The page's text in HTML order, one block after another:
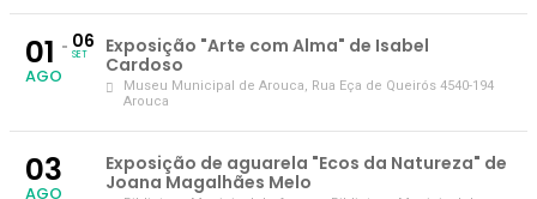
01
AGO
06
SET
Exposição "Arte com Alma" de Isabel
Cardoso
Museu Municipal de Arouca, Rua Eça de Queirós 4540-194
Arouca
03
AGO
Exposição de aguarela "Ecos da Natureza" de
Joana Magalhães Melo